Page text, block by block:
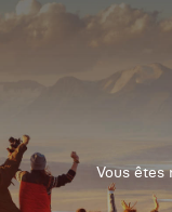
Vous êtes